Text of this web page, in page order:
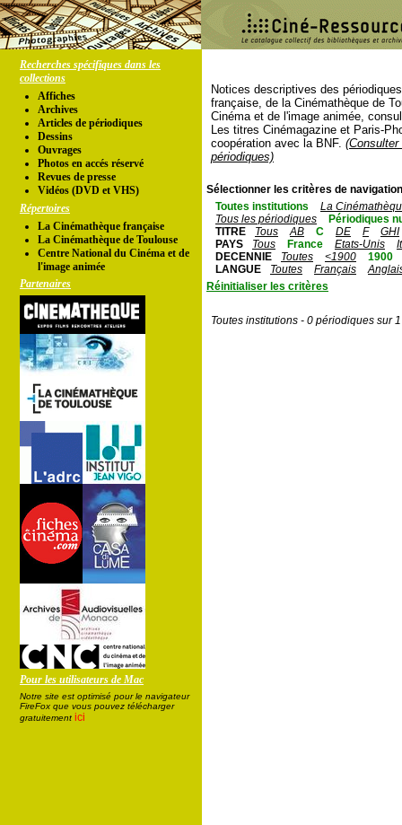
Recherches spécifiques dans les
collections
Affiches
Archives
Articles de périodiques
Dessins
Ouvrages
Photos en accés réservé
Revues de presse
Vidéos (DVD et VHS)
Répertoires
La Cinémathèque française
La Cinémathèque de Toulouse
Centre National du Cinéma et de
l'image animée
Partenaires
Pour les utilisateurs de Mac
Notre site est optimisé pour le navigateur
FireFox que vous pouvez télécharger
gratuitement ici
Notices descriptives des
française, de la Cinémathèque de
Cinéma et de l'image animée,
Les titres Cinémagazine et Paris-
coopération avec la BNF.
périodiques)
Sélectionner les critères de
Toutes institutions
La
Tous les périodiques
Périodiques
TITRE
Tous AB C DE F
GHI
PAYS
Tous France Etats-Unis
DECENNIE
Toutes <1900
1900
LANGUE
Toutes Français
Réinitialiser les critères
Toutes institutions - 0 périodiques sur